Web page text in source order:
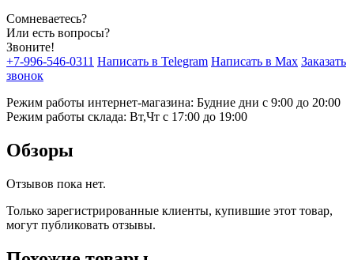
Сомневаетесь?
Или есть вопросы?
Звоните!
+7-996-546-0311 Написать в Telegram Написать в Max Заказать
звонок
Режим работы интернет-магазина: Будние дни с 9:00 до 20:00
Режим работы склада: Вт,Чт с 17:00 до 19:00
Обзоры
Отзывов пока нет.
Только зарегистрированные клиенты, купившие этот товар,
могут публиковать отзывы.